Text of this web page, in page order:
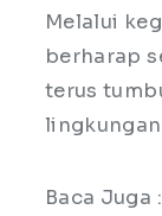
Melalui
berharap
terus
Baca Juga :